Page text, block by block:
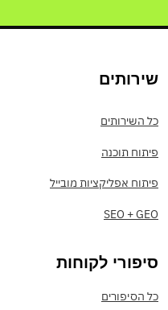
שירותים
כל השירותים
פיתוח תוכנה
פיתוח אפליקציות מובייל
SEO + GEO
סיפורי לקוחות
כל הסיפורים